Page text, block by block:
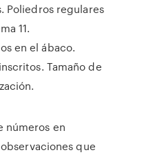
Poliedros regulares
11.
en el ábaco.
Tamaño de
números en
que